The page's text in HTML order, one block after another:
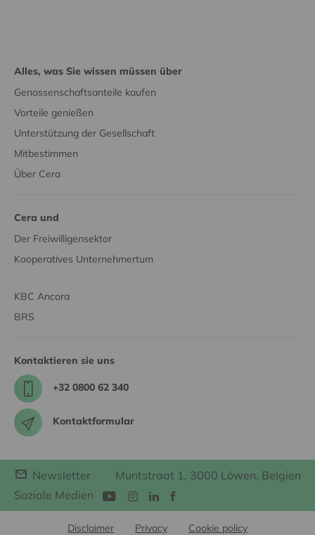
Alles, was Sie wissen müssen über
Genossenschaftsanteile kaufen
Vorteile genießen
Unterstützung der Gesellschaft
Mitbestimmen
Über Cera
Cera und
Der Freiwilligensektor
Kooperatives Unternehmertum
KBC Ancora
BRS
Kontaktieren sie uns
+32 0800 62 340
Kontaktformular
Newsletter
Muntstraat 1, 3000 Löwen, Belgien
Soziale Medien
Disclaimer Privacy Cookie policy